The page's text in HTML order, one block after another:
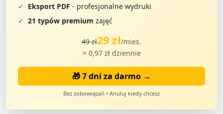
✓ Eksport PDF - profesjonalne wydruki
✓ 21 typów premium zajęć
49 zł29 zł/mies.
≈ 0,97 zł dziennie
🎁 7 dni za darmo →
Bez zobowiązań • Anuluj kiedy chcesz